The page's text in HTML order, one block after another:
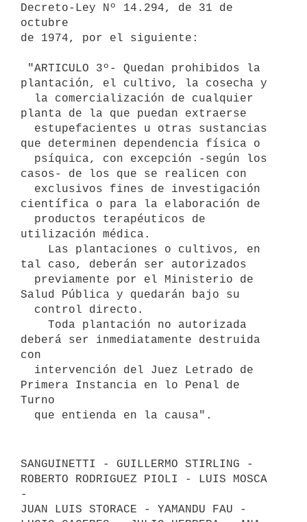
Decreto-Ley Nº 14.294, de 31 de
octubre
de 1974, por el siguiente:
plantación, el cultivo, la cosecha y
planta de la que puedan extraerse
que determinen dependencia física o
casos- de los que se realicen con
científica o para la elaboración de
utilización médica.
tal caso, deberán ser autorizados
Salud Pública y quedarán bajo su
deberá ser inmediatamente destruida
con
Primera Instancia en lo Penal de
Turno
SANGUINETTI - GUILLERMO STIRLING -
ROBERTO RODRIGUEZ PIOLI - LUIS MOSCA
-
JUAN LUIS STORACE - YAMANDU FAU -